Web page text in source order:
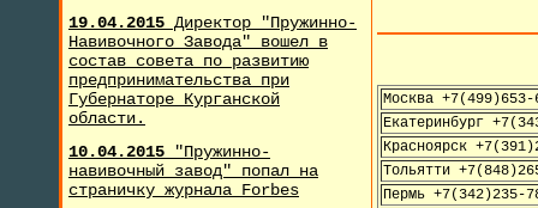
19.04.2015 Директор "Пружинно-
Навивочного Завода" вошел в
состав совета по развитию
предпринимательства при
Губернаторе Курганской
области.
10.04.2015 "Пружинно-
навивочный завод" попал на
страничку журнала Forbes
Москва +7(499)653-
Екатеринбург
Красноярск
Тольятти
Пермь +7(342)235-